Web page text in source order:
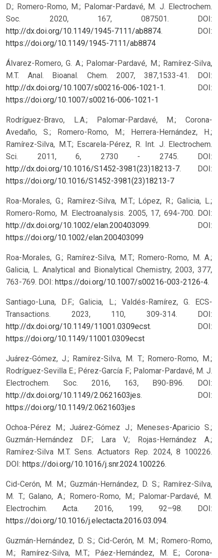
D.; Romero-Romo, M.; Palomar-Pardavé, M. J. Electrochem.
Soc. 2020, 167, 087501. DOI:
http://dx.doi.org/10.1149/1945-7111/ab8874.
DOI:
https://doi.org/10.1149/1945-7111/ab8874
Álvarez-Romero, G. A.; Palomar-Pardavé, M.; Ramírez-Silva,
M.T. Anal. Bioanal. Chem. 2007, 387,1533-41. DOI:
http://dx.doi.org/10.1007/s00216-006-1021-1.
DOI:
https://doi.org/10.1007/s00216-006-1021-1
Rodríguez-Bravo, L.A.; Palomar-Pardavé, M.; Corona-
Avedaño, S.; Romero-Romo, M.; Herrera-Hernández, H.;
Ramírez-Silva, M.T.; Escarela-Pérez, R. Int. J. Electrochem.
Sci. 2011, 6, 2730 - 2745. DOI:
http://dx.doi.org/10.1016/S1452-3981(23)18213-7.
DOI:
https://doi.org/10.1016/S1452-3981(23)18213-7
Roa-Morales, G.; Ramírez-Silva, M.T.; López, R.; Galicia, L.;
Romero-Romo, M. Electroanalysis. 2005, 17, 694-700. DOI:
http://dx.doi.org/10.1002/elan.200403099.
DOI:
https://doi.org/10.1002/elan.200403099
Roa-Morales, G.; Ramírez-Silva, M.T.; Romero-Romo, M. A.;
Galicia, L. Analytical and Bionalytical Chemistry, 2003, 377,
763-769. DOI: https://doi.org/10.1007/s00216-003-2126-4.
Santiago-Luna, D.F.; Galicia, L.; Valdés-Ramírez, G. ECS-
Transactions. 2023, 110, 309-314. DOI:
http://dx.doi.org/10.1149/11001.0309ecst.
DOI:
https://doi.org/10.1149/11001.0309ecst
Juárez-Gómez, J.; Ramírez-Silva, M. T.; Romero-Romo, M.;
Rodríguez-Sevilla E.; Pérez-García F.; Palomar-Pardavé, M. J.
Electrochem. Soc. 2016, 163, B90-B96. DOI:
http://dx.doi.org/10.1149/2.0621603jes.
DOI:
https://doi.org/10.1149/2.0621603jes
Ochoa-Pérez M.; Juárez-Gómez J.; Meneses-Aparicio S.;
Guzmán-Hernández D.F.; Lara V.; Rojas-Hernández A.;
Ramírez-Silva M.T. Sens. Actuators Rep. 2024, 8 100226.
DOI: https://doi.org/10.1016/j.snr.2024.100226.
Cid-Cerón, M. M.; Guzmán-Hernández, D. S.; Ramírez-Silva,
M. T.; Galano, A.; Romero-Romo, M.; Palomar-Pardavé, M.
Electrochim. Acta. 2016, 199, 92–98. DOI:
https://doi.org/10.1016/j.electacta.2016.03.094.
Guzmán-Hernández, D. S.; Cid-Cerón, M. M.; Romero-Romo,
M.; Ramírez-Silva, M.T.; Páez-Hernández, M. E.; Corona-